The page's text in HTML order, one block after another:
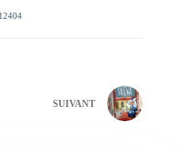
SUIVANT